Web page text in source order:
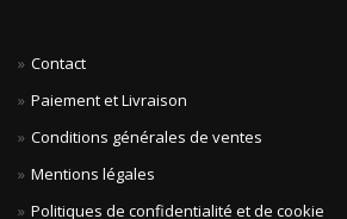
Contact
Paiement et Livraison
Conditions générales de ventes
Mentions légales
Politiques de confidentialité et de cookie